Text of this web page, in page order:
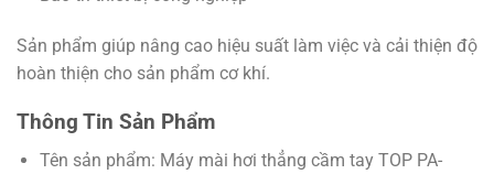
Sản phẩm giúp nâng cao hiệu suất làm việc và cải thiện độ
hoàn thiện cho sản phẩm cơ khí.
Thông Tin Sản Phẩm
Tên sản phẩm: Máy mài hơi thẳng cầm tay TOP PA-